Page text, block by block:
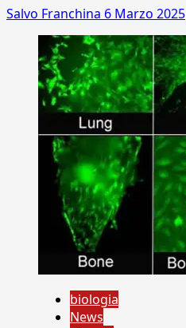
Salvo Franchina 6 Marzo 2025
biologia
News